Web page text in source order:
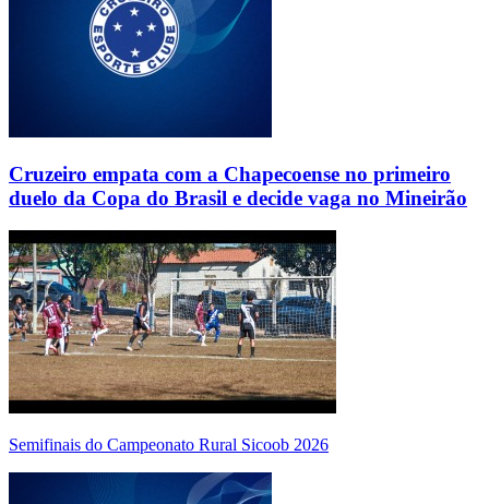
Cruzeiro empata com a Chapecoense no primeiro
duelo da Copa do Brasil e decide vaga no Mineirão
Semifinais do Campeonato Rural Sicoob 2026